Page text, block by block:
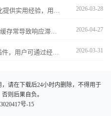
2026-03-28
2026-04-27
2026-03-31
请在下载后24小时内删除，不得用于
则后果自负。
号-15